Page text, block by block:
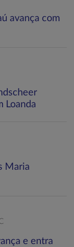
avança com
Loanda
Maria
e entra